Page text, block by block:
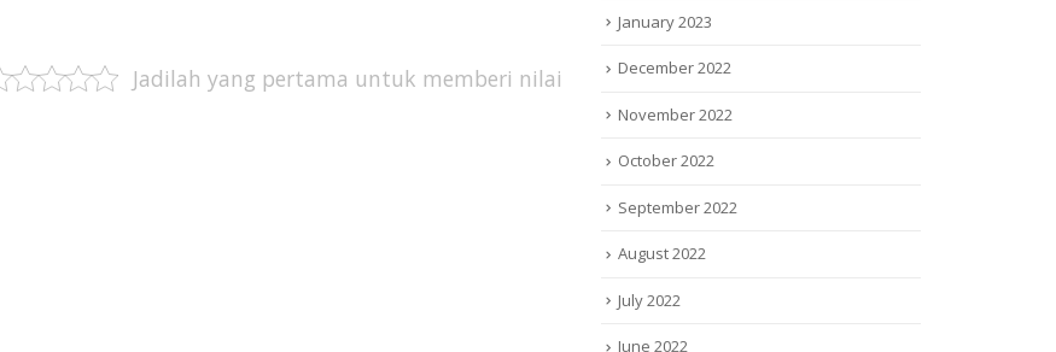
Jadilah yang pertama untuk memberi nilai
January 2023
December 2022
November 2022
October 2022
September 2022
August 2022
July 2022
June 2022